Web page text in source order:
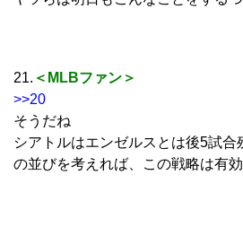
21. ＜MLBファン＞
>>20
そうだね
シアトルはエンゼルスとは後5試合
の並びを考えれば、この戦略は有